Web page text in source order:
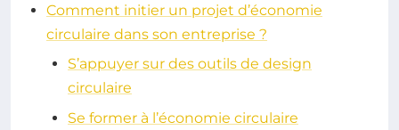
Comment initier un projet d’économie
circulaire dans son entreprise ?
S’appuyer sur des outils de design
circulaire
Se former à l’économie circulaire